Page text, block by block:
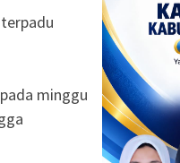
minggu